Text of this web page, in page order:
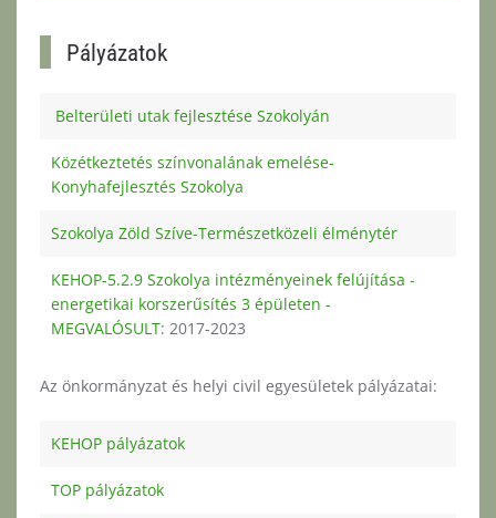
Pályázatok
Belterületi utak fejlesztése Szokolyán
Közétkeztetés színvonalának emelése-
Konyhafejlesztés Szokolya
Szokolya Zöld Szíve-Természetközeli élménytér
KEHOP-5.2.9 Szokolya intézményeinek felújítása -
energetikai korszerűsítés 3 épületen -
MEGVALÓSULT: 2017-2023
Az önkormányzat és helyi civil egyesületek pályázatai:
KEHOP pályázatok
TOP pályázatok